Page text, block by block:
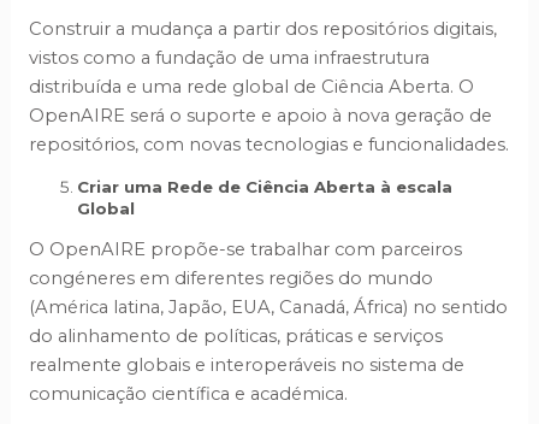
Construir a mudança a partir dos repositórios digitais,
vistos como a fundação de uma infraestrutura
distribuída e uma rede global de Ciência Aberta. O
OpenAIRE será o suporte e apoio à nova geração de
repositórios, com novas tecnologias e funcionalidades.
Criar uma Rede de Ciência Aberta à escala
Global
O OpenAIRE propõe-se trabalhar com parceiros
congéneres em diferentes regiões do mundo
(América latina, Japão, EUA, Canadá, África) no sentido
do alinhamento de políticas, práticas e serviços
realmente globais e interoperáveis no sistema de
comunicação científica e académica.